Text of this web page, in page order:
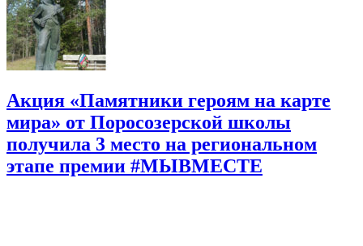
Акция «Памятники героям на карте
мира» от Поросозерской школы
получила 3 место на региональном
этапе премии #МЫВМЕСТЕ